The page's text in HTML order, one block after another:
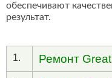
обеспечивают
результат.
1. Ремонт